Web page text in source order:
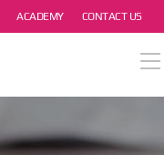
ACADEMY CONTACT US